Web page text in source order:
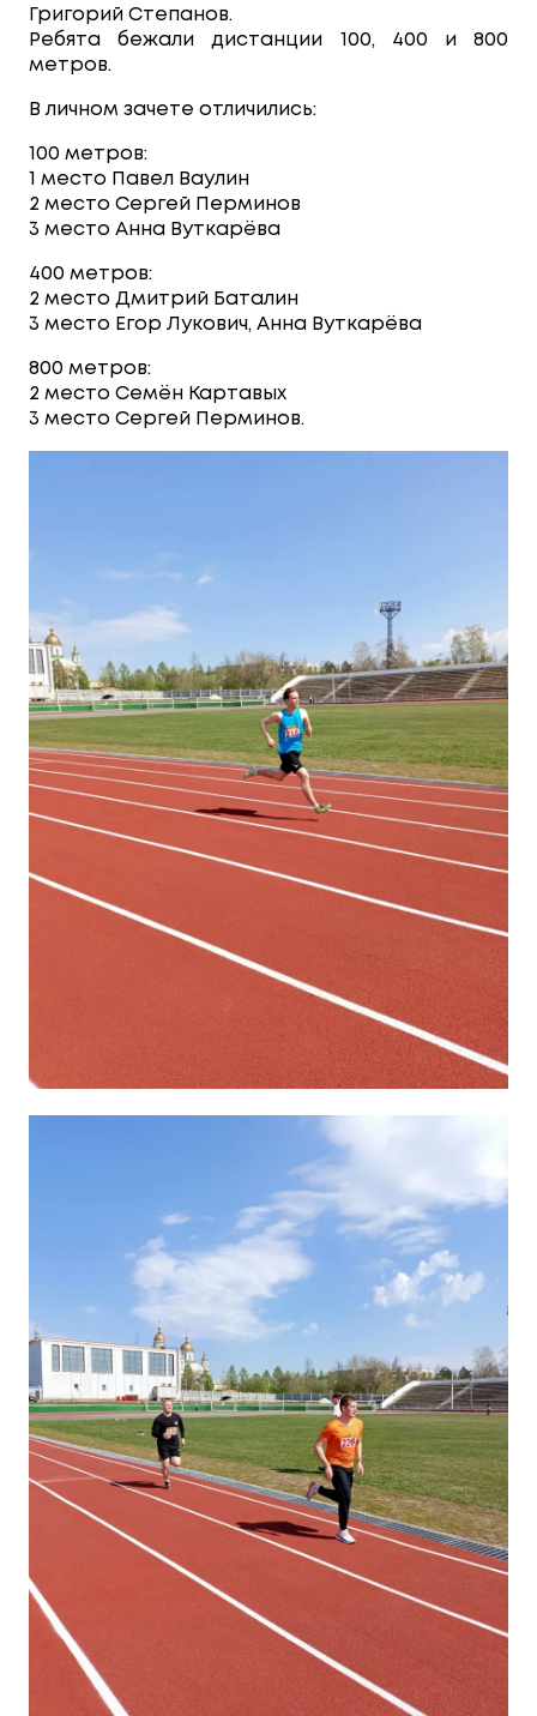
Григорий Степанов.
Ребята бежали дистанции 100, 400 и 800
метров.
В личном зачете отличились:
100 метров:
1 место Павел Ваулин
2 место Сергей Перминов
3 место Анна Вуткарёва
400 метров:
2 место Дмитрий Баталин
3 место Егор Лукович, Анна Вуткарёва
800 метров:
2 место Семён Картавых
3 место Сергей Перминов.